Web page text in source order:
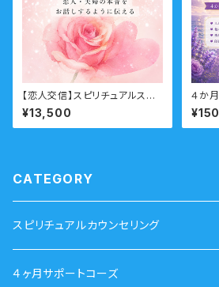
【恋人交信】スピリチュアルスク
ール 上級クラス 分割払い
¥13,500
４か
ース
ンパス
CATEGORY
スピリチュアルカウンセリング
４ヶ月サポートコーズ